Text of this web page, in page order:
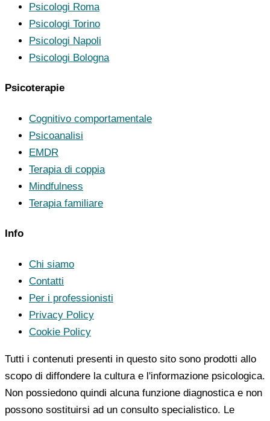
Psicologi Roma
Psicologi Torino
Psicologi Napoli
Psicologi Bologna
Psicoterapie
Cognitivo comportamentale
Psicoanalisi
EMDR
Terapia di coppia
Mindfulness
Terapia familiare
Info
Chi siamo
Contatti
Per i professionisti
Privacy Policy
Cookie Policy
Tutti i contenuti presenti in questo sito sono prodotti allo
scopo di diffondere la cultura e l'informazione psicologica.
Non possiedono quindi alcuna funzione diagnostica e non
possono sostituirsi ad un consulto specialistico. Le